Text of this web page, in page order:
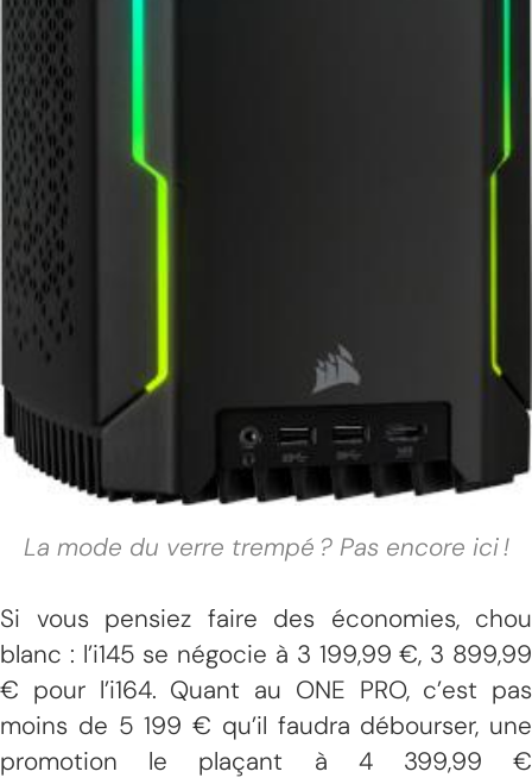
La mode du verre trempé ? Pas encore ici !
Si vous pensiez faire des économies, chou
blanc : l’i145 se négocie à 3 199,99 €, 3 899,99
€ pour l’i164. Quant au ONE PRO, c’est pas
moins de 5 199 € qu’il faudra débourser, une
promotion le plaçant à 4 399,99 €